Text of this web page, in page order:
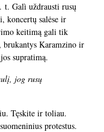
Galì uždrausti rusų
koncertų salėse ir
keitimą gali tik
Karamzino ir
supratimą.
jog rusų
Tęskite ir toliau.
protestus.